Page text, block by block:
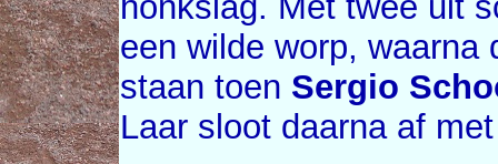
een wilde worp, waarna
staan toen Sergio
Laar sloot daarna af